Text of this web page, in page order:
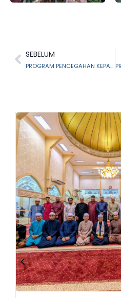
SEBELUM
PROGRAM PENCEGAHAN KEPARAHAN SOSIAL BERTEMAKAN ”REMAJA BERWAWASAN” ANJURAN BAHAGIAN PEMULIHAN AL RIQAB MAIS